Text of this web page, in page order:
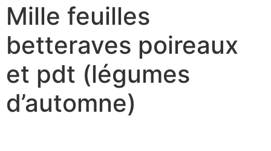
Mille feuilles
betteraves poireaux
et pdt (légumes
d’automne)